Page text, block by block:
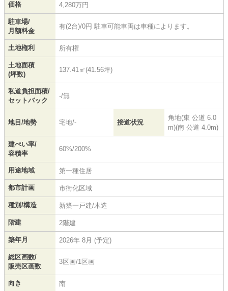
価格 4,280万円
駐車場/
月額料金
有(2台)/0円 駐車可能車両は車種によります。
土地権利 所有権
土地面積
(坪数)
137.41㎡(41.56坪)
私道負担面積/
セットバック
-/無
地目/地勢 宅地/- 接道状況
角地(東 公道 6.0
m)(南 公道 4.0m)
建ぺい率/
容積率
60%/200%
用途地域 第一種住居
都市計画 市街化区域
種別/構造 新築一戸建/木造
階建 2階建
築年月 2026年 8月 (予定)
総区画数/
販売区画数
3区画/1区画
向き 南